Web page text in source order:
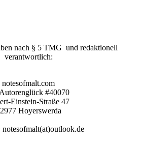
nach § 5 TMG und redaktionell
verantwortlich:
notesofmalt.com
#40070
Einstein-Straße 47
Hoyerswerda